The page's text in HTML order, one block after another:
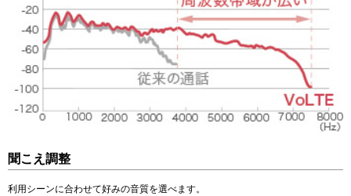
聞こえ調整
利用シーンに合わせて好みの音質を選べます。